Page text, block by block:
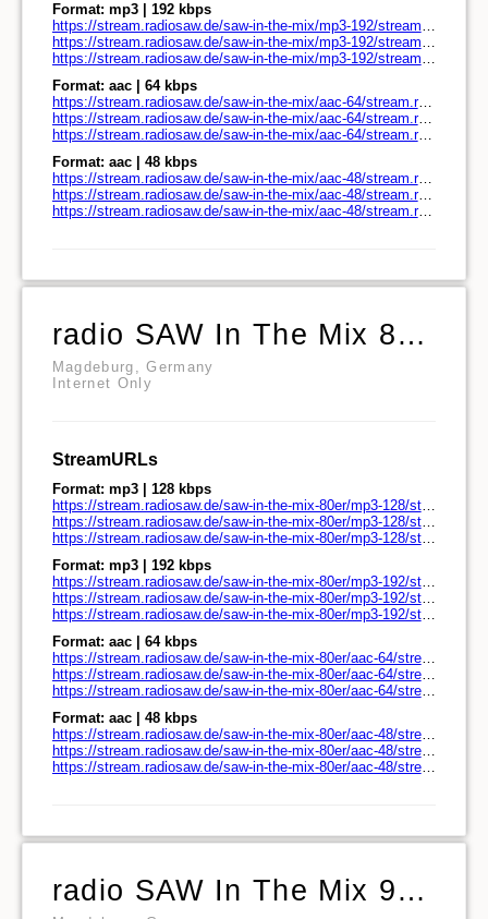
Format: mp3 | 192 kbps
https://stream.radiosaw.de/saw-in-the-mix/mp3-192/stream.radiosaw.de/
https://stream.radiosaw.de/saw-in-the-mix/mp3-192/stream.radiosaw.de/play.pls
https://stream.radiosaw.de/saw-in-the-mix/mp3-192/stream.radiosaw.de/play.m3u
Format: aac | 64 kbps
https://stream.radiosaw.de/saw-in-the-mix/aac-64/stream.radiosaw.de/
https://stream.radiosaw.de/saw-in-the-mix/aac-64/stream.radiosaw.de/play.pls
https://stream.radiosaw.de/saw-in-the-mix/aac-64/stream.radiosaw.de/play.m3u
Format: aac | 48 kbps
https://stream.radiosaw.de/saw-in-the-mix/aac-48/stream.radiosaw.de/
https://stream.radiosaw.de/saw-in-the-mix/aac-48/stream.radiosaw.de/play.pls
https://stream.radiosaw.de/saw-in-the-mix/aac-48/stream.radiosaw.de/play.m3u
radio SAW In The Mix 80er
Magdeburg, Germany
Internet Only
StreamURLs
Format: mp3 | 128 kbps
https://stream.radiosaw.de/saw-in-the-mix-80er/mp3-128/stream.radiosaw.de/
https://stream.radiosaw.de/saw-in-the-mix-80er/mp3-128/stream.radiosaw.de/play.pls
https://stream.radiosaw.de/saw-in-the-mix-80er/mp3-128/stream.radiosaw.de/play.m3u
Format: mp3 | 192 kbps
https://stream.radiosaw.de/saw-in-the-mix-80er/mp3-192/stream.radiosaw.de/
https://stream.radiosaw.de/saw-in-the-mix-80er/mp3-192/stream.radiosaw.de/play.pls
https://stream.radiosaw.de/saw-in-the-mix-80er/mp3-192/stream.radiosaw.de/play.m3u
Format: aac | 64 kbps
https://stream.radiosaw.de/saw-in-the-mix-80er/aac-64/stream.radiosaw.de/
https://stream.radiosaw.de/saw-in-the-mix-80er/aac-64/stream.radiosaw.de/play.pls
https://stream.radiosaw.de/saw-in-the-mix-80er/aac-64/stream.radiosaw.de/play.m3u
Format: aac | 48 kbps
https://stream.radiosaw.de/saw-in-the-mix-80er/aac-48/stream.radiosaw.de/
https://stream.radiosaw.de/saw-in-the-mix-80er/aac-48/stream.radiosaw.de/play.pls
https://stream.radiosaw.de/saw-in-the-mix-80er/aac-48/stream.radiosaw.de/play.m3u
radio SAW In The Mix 90er